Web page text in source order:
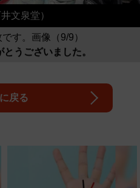
文泉堂）
す。画像（9/9）
うございました。
戻る